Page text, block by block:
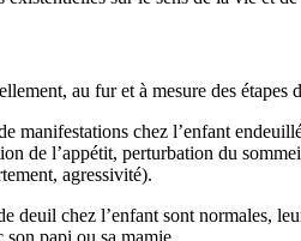
au fur et à mesure des étapes
manifestations chez l’enfant
de l’appétit, perturbation du
agressivité).
deuil chez l’enfant sont normales,